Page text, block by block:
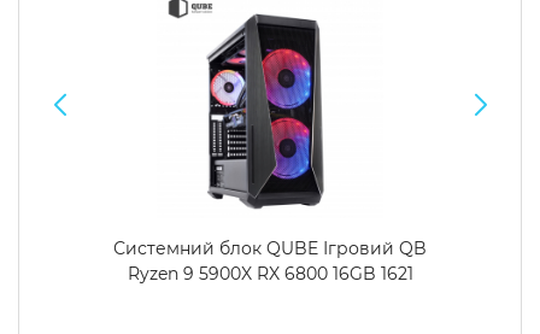
Системний блок QUBE Ігровий QB
Ryzen 9 5900X RX 6800 16GB 1621